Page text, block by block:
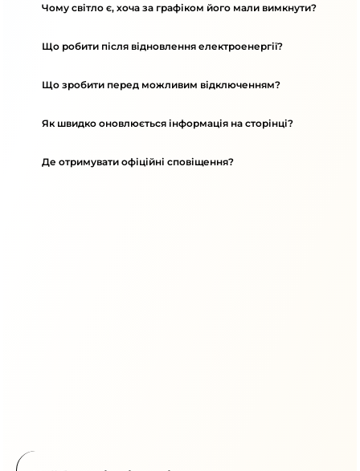
Чому світло є, хоча за графіком його мали вимкнути?
Що робити після відновлення електроенергії?
Що зробити перед можливим відключенням?
Як швидко оновлюється інформація на сторінці?
Де отримувати офіційні сповіщення?